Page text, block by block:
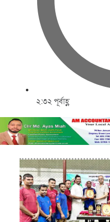
২:৩২ পূর্বাহ্ণ